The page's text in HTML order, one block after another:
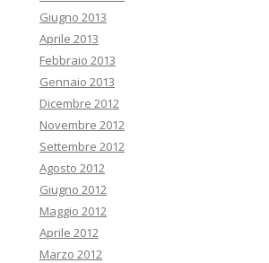
Giugno 2013
Aprile 2013
Febbraio 2013
Gennaio 2013
Dicembre 2012
Novembre 2012
Settembre 2012
Agosto 2012
Giugno 2012
Maggio 2012
Aprile 2012
Marzo 2012